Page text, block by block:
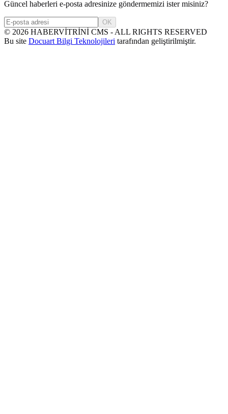
Güncel haberleri e-posta adresinize göndermemizi ister misiniz?
OK
© 2026 HABERVİTRİNİ CMS - ALL RIGHTS RESERVED
Bu site Docuart Bilgi Teknolojileri tarafından geliştirilmiştir.